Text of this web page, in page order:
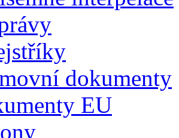
dokumenty
EU